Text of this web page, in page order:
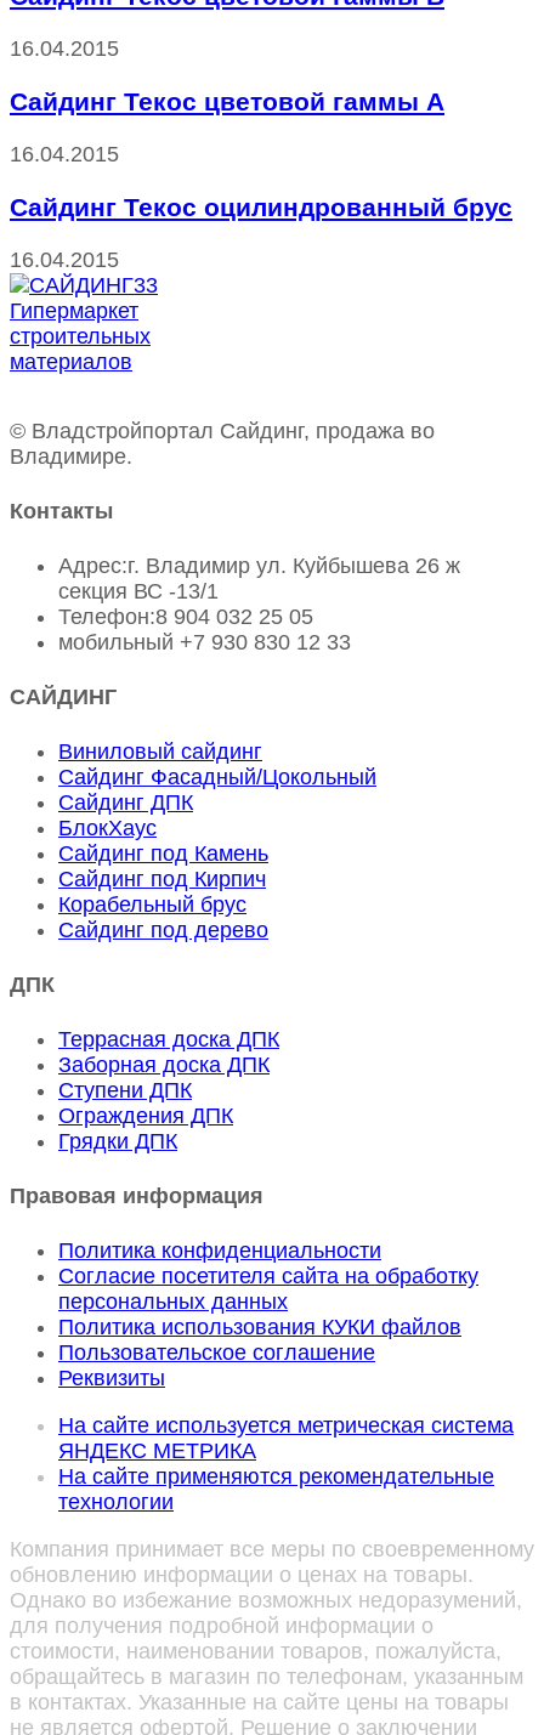
16.04.2015
Сайдинг Текос цветовой гаммы А
16.04.2015
Сайдинг Текос оцилиндрованный брус
16.04.2015
© Владстройпортал Сайдинг, продажа во
Владимире.
Контакты
Адрес:г. Владимир ул. Куйбышева 26 ж
секция ВС -13/1
Телефон:8 904 032 25 05
мобильный +7 930 830 12 33
САЙДИНГ
Виниловый сайдинг
Сайдинг Фасадный/Цокольный
Сайдинг ДПК
БлокХаус
Сайдинг под Камень
Сайдинг под Кирпич
Корабельный брус
Сайдинг под дерево
ДПК
Террасная доска ДПК
Заборная доска ДПК
Ступени ДПК
Ограждения ДПК
Грядки ДПК
Правовая информация
Политика конфиденциальности
Согласие посетителя сайта на обработку
персональных данных
Политика использования КУКИ файлов
Пользовательское соглашение
Реквизиты
На сайте используется метрическая система
ЯНДЕКС МЕТРИКА
На сайте применяются рекомендательные
технологии
Компания принимает все меры по своевременному
обновлению информации о ценах на товары.
Однако во избежание возможных недоразумений,
для получения подробной информации о
стоимости, наименовании товаров, пожалуйста,
обращайтесь в магазин по телефонам, указанным
в контактах. Указанные на сайте цены на товары
не является офертой. Решение о заключении